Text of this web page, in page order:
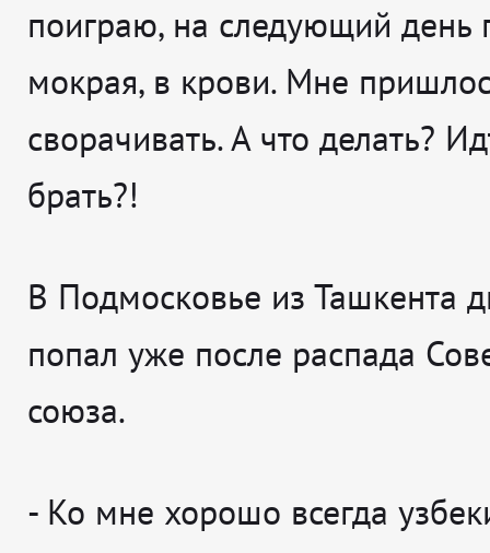
поиграю, на следующий день
мокрая, в крови. Мне
сворачивать. А что делать?
брать?!
В Подмосковье из Ташкента
попал уже после распада
союза.
- Ко мне хорошо всегда